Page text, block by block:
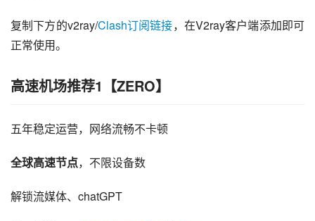
复制下方的v2ray/Clash订阅链接，在V2ray客户端添加即可
正常使用。
高速机场推荐1【ZERO】
五年稳定运营，网络流畅不卡顿
全球高速节点，不限设备数
解锁流媒体、chatGPT